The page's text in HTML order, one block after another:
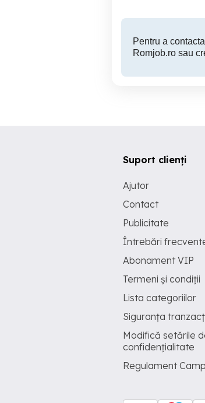
Pentru a
Romjob.ro sau
Suport clienți
Ajutor
Contact
Publicitate
Întrebări
Abonament VIP
Termeni și condiții
Lista categoriilor
Siguranța
Modifică setările
confidențialitate
Regulament